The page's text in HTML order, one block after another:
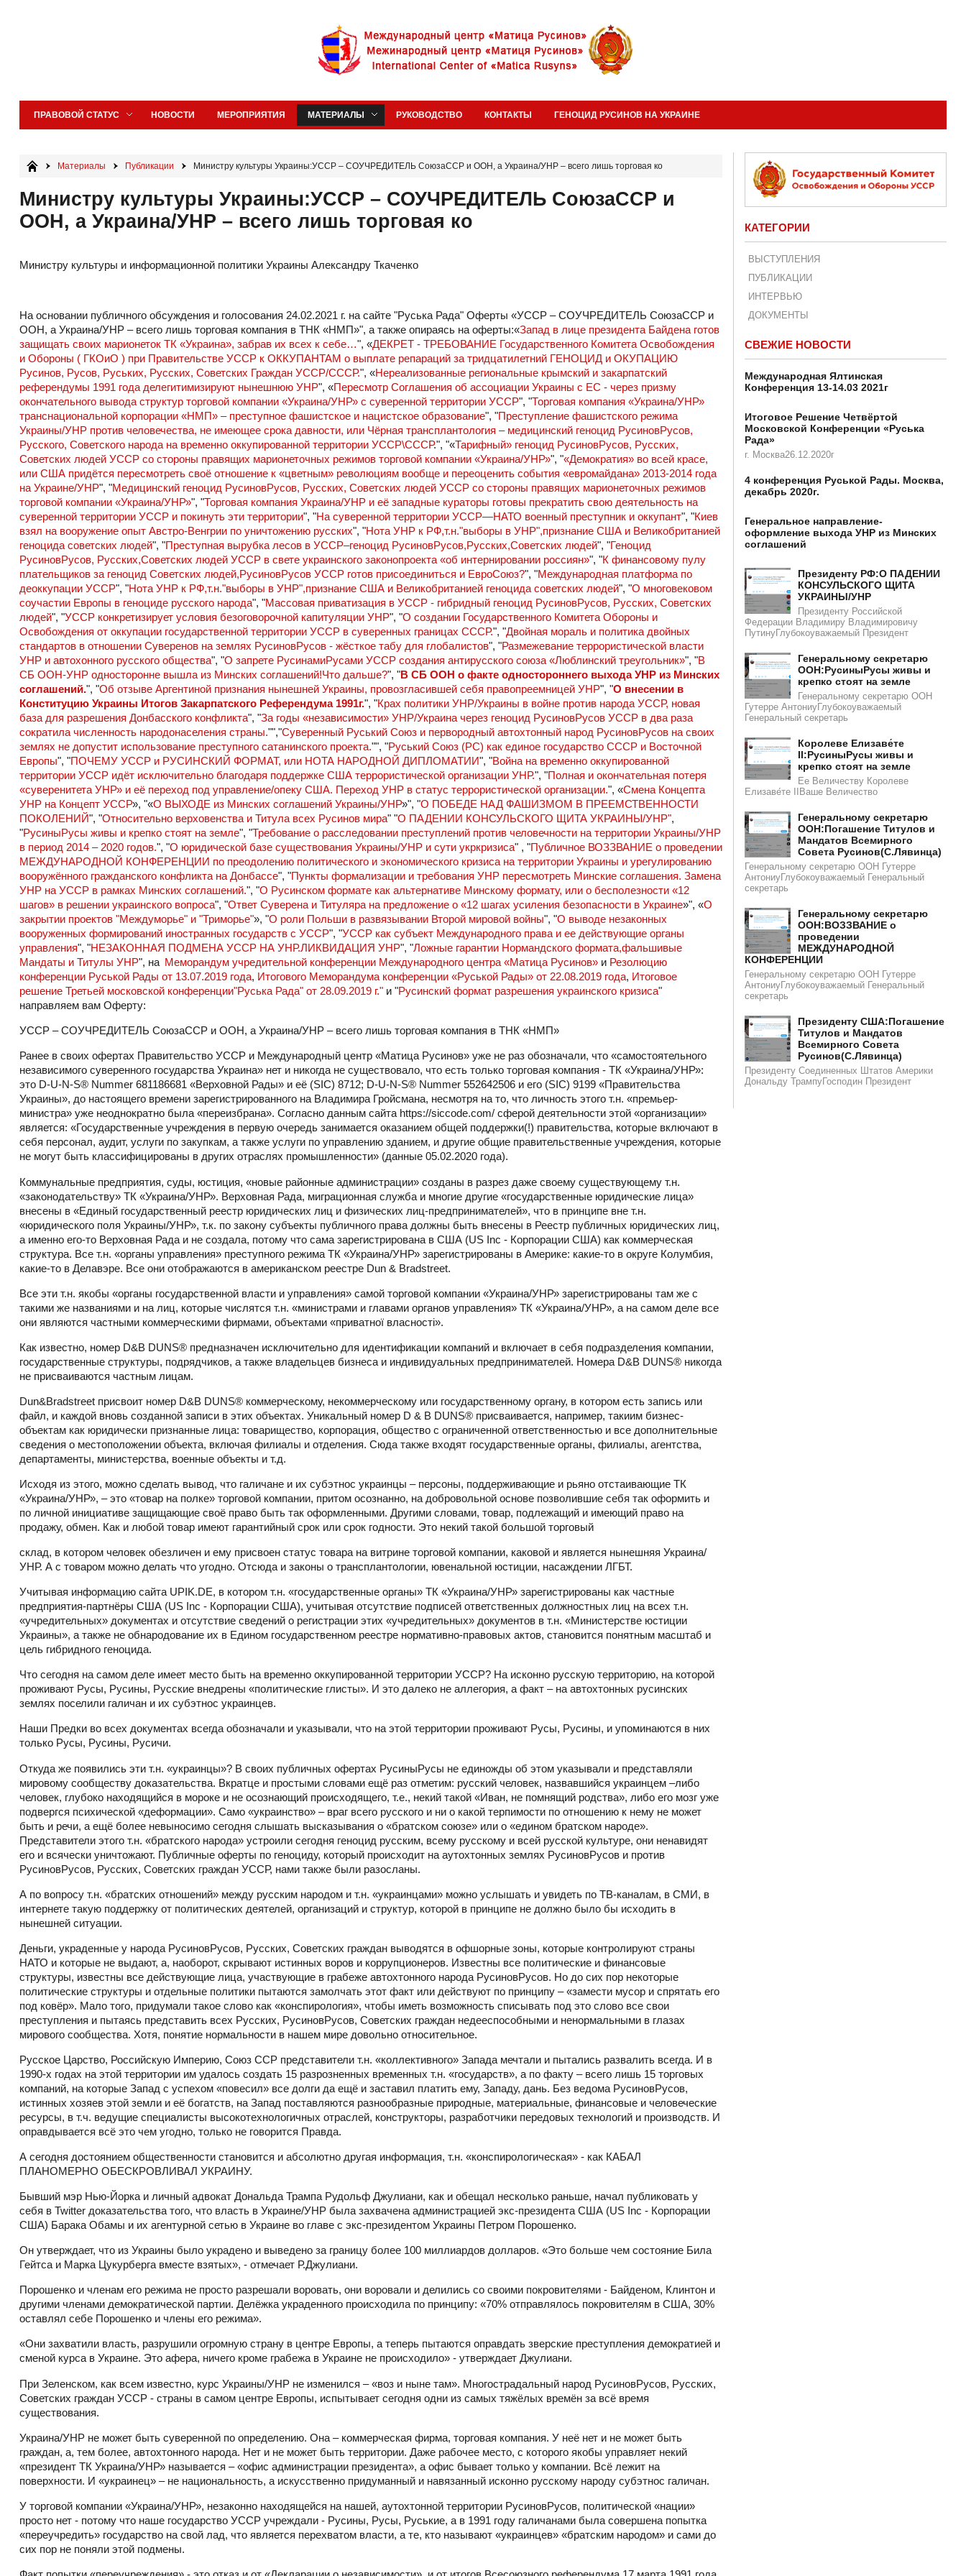
ПРАВОВОЙ СТАТУС НОВОСТИ МЕРОПРИЯТИЯ МАТЕРИАЛЫ РУКОВОДСТВО КОНТАКТЫ ГЕНОЦИД РУСИНОВ НА УКРАИНЕ
Материалы Публикации Министру культуры Украины:УССР – СОУЧРЕДИТЕЛЬ СоюзаССР и ООН, а Украина/УНР – всего лишь торговая ко
Министру культуры Украины:УССР – СОУЧРЕДИТЕЛЬ СоюзаССР и
ООН, а Украина/УНР – всего лишь торговая ко
Министру культуры и информационной политики Украины Александру Ткаченко
На основании публичного обсуждения и голосования 24.02.2021 г. на сайте "Руська Рада" Оферты «УССР – СОУЧРЕДИТЕЛЬ СоюзаССР и
ООН, а Украина/УНР – всего лишь торговая компания в ТНК «НМП»", а также опираясь на оферты:«Запад в лице президента Байдена готов
защищать своих марионеток ТК «Украина», забрав их всех к себе…", «ДЕКРЕТ - ТРЕБОВАНИЕ Государственного Комитета Освобождения
и Обороны ( ГКОиО ) при Правительстве УССР к ОККУПАНТАМ о выплате репараций за тридцатилетний ГЕНОЦИД и ОКУПАЦИЮ
Русинов, Русов, Руських, Русских, Советских Граждан УССР/СССР.", «Нереализованные региональные крымский и закарпатский
референдумы 1991 года делегитимизируют нынешнюю УНР", «Пересмотр Соглашения об ассоциации Украины с ЕС - через призму
окончательного вывода структур торговой компании «Украина/УНР» с суверенной территории УССР", "Торговая компания «Украина/УНР»
транснациональной корпорации «НМП» – преступное фашистское и нацистское образование", "Преступление фашистского режима
Украины/УНР против человечества, не имеющее срока давности, или Чёрная трансплантология – медицинский геноцид РусиновРусов,
Русского, Советского народа на временно оккупированной территории УССР\СССР.", "«Тарифный» геноцид РусиновРусов, Русских,
Советских людей УССР со стороны правящих марионеточных режимов торговой компании «Украина/УНР»", "«Демократия» во всей красе,
или США придётся пересмотреть своё отношение к «цветным» революциям вообще и переоценить события «евромайдана» 2013-2014 года
на Украине/УНР", "Медицинский геноцид РусиновРусов, Русских, Советских людей УССР со стороны правящих марионеточных режимов
торговой компании «Украина/УНР»", "Торговая компания Украина/УНР и её западные кураторы готовы прекратить свою деятельность на
суверенной территории УССР и покинуть эти территории", "На суверенной территории УССР—НАТО военный преступник и оккупант", "Киев
взял на вооружение опыт Австро-Венгрии по уничтожению русских", "Нота УНР к РФ,т.н."выборы в УНР",признание США и Великобританией
геноцида советских людей", "Преступная вырубка лесов в УССР–геноцид РусиновРусов,Русских,Советских людей", "Геноцид
РусиновРусов, Русских,Советских людей УССР в свете украинского законопроекта «об интернировании россиян»", "К финансовому пулу
плательщиков за геноцид Советских людей,РусиновРусов УССР готов присоединиться и ЕвроСоюз?", "Международная платформа по
деоккупации УССР", "Нота УНР к РФ,т.н."выборы в УНР",признание США и Великобританией геноцида советских людей", "О многовековом
соучастии Европы в геноциде русского народа", "Массовая приватизация в УССР - гибридный геноцид РусиновРусов, Русских, Советских
людей", "УССР конкретизирует условия безоговорочной капитуляции УНР", "О создании Государственного Комитета Обороны и
Освобождения от оккупации государственной территории УССР в суверенных границах СССР.", "Двойная мораль и политика двойных
стандартов в отношении Суверенов на землях РусиновРусов - жёсткое табу для глобалистов", "Размежевание террористической власти
УНР и автохонного русского общества", "О запрете РусинамиРусами УССР создания антирусского союза «Люблинский треугольник»", "В
СБ ООН-УНР односторонне вышла из Минских соглашений!Что дальше?", "В СБ ООН о факте одностороннего выхода УНР из Минских
соглашений.", "Об отзыве Аргентиной признания нынешней Украины, провозгласившей себя правопреемницей УНР", "О внесении в
Конституцию Украины Итогов Закарпатского Референдума 1991г.", "Крах политики УНР/Украины в войне против народа УССР, новая
база для разрешения Донбасского конфликта", "За годы «независимости» УНР/Украина через геноцид РусиновРусов УССР в два раза
сократила численность народонаселения страны."","Суверенный Руський Союз и первородный автохтонный народ РусиновРусов на своих
землях не допустит использование преступного сатанинского проекта."", "Руський Союз (РС) как единое государство СССР и Восточной
Европы", "ПОЧЕМУ УССР и РУСИНСКИЙ ФОРМАТ, или НОТА НАРОДНОЙ ДИПЛОМАТИИ", "Война на временно оккупированной
территории УССР идёт исключительно благодаря поддержке США террористической организации УНР.", "Полная и окончательная потеря
«суверенитета УНР» и её переход под управление/опеку США. Переход УНР в статус террористической организации.", «Смена Концепта
УНР на Концепт УССР», "«О ВЫХОДЕ из Минских соглашений Украины/УНР»", "О ПОБЕДЕ НАД ФАШИЗМОМ В ПРЕЕМСТВЕННОСТИ
ПОКОЛЕНИЙ", "Относительно верховенства и Титула всех Русинов мира" "О ПАДЕНИИ КОНСУЛЬСКОГО ЩИТА УКРАИНЫ/УНР",
"РусиныРусы живы и крепко стоят на земле", "Требование о расследовании преступлений против человечности на территории Украины/УНР
в период 2014 – 2020 годов.", "О юридической базе существования Украины/УНР и сути укркризиса" , "Публичное ВОЗЗВАНИЕ о проведении
МЕЖДУНАРОДНОЙ КОНФЕРЕНЦИИ по преодолению политического и экономического кризиса на территории Украины и урегулированию
вооружённого гражданского конфликта на Донбассе", "Пункты формализации и требования УНР пересмотреть Минские соглашения. Замена
УНР на УССР в рамках Минских соглашений.", "О Русинском формате как альтернативе Минскому формату, или о бесполезности «12
шагов» в решении украинского вопроса", "Ответ Суверена и Титуляра на предложение о «12 шагах усиления безопасности в Украине»", «О
закрытии проектов "Междуморье" и "Триморье"», "О роли Польши в развязывании Второй мировой войны", "О выводе незаконных
вооруженных формирований иностранных государств с УССР", "УССР как субъект Международного права и ее действующие органы
управления", "НЕЗАКОННАЯ ПОДМЕНА УССР НА УНР.ЛИКВИДАЦИЯ УНР", "Ложные гарантии Нормандского формата,фальшивые
Мандаты и Титулы УНР", на Меморандум учредительной конференции Международного центра «Матица Русинов»и Резолюцию
конференции Руськой Рады от 13.07.2019 года, Итогового Меморандума конференции «Руськой Рады» от 22.08.2019 года, Итоговое
решение Третьей московской конференции"Руська Рада" от 28.09.2019 г."и "Русинский формат разрешения украинского кризиса"
направляем вам Оферту:
УССР – СОУЧРЕДИТЕЛЬ СоюзаССР и ООН, а Украина/УНР – всего лишь торговая компания в ТНК «НМП»
Ранее в своих офертах Правительство УССР и Международный центр «Матица Русинов» уже не раз обозначали, что «самостоятельного
независимого суверенного государства Украина» нет и никогда не существовало, что есть только торговая компания - ТК «Украина/УНР»:
это D-U-N-S® Nummer 681186681 «Верховной Рады» и её (SIC) 8712; D-U-N-S® Nummer 552642506 и его (SIC) 9199 «Правительства
Украины», до настоящего времени зарегистрированного на Владимира Гройсмана, несмотря на то, что личность этого т.н. «премьер-
министра» уже неоднократно была «переизбрана». Согласно данным сайта https://siccode.com/ сферой деятельности этой «организации»
является: «Государственные учреждения в первую очередь занимается оказанием общей поддержки(!) правительства, которые включают в
себя персонал, аудит, услуги по закупкам, а также услуги по управлению зданием, и другие общие правительственные учреждения, которые
не могут быть классифицированы в других отраслях промышленности» (данные 05.02.2020 года).
Коммунальные предприятия, суды, юстиция, «новые районные администрации» созданы в разрез даже своему существующему т.н.
«законодательству» ТК «Украина/УНР». Верховная Рада, миграционная служба и многие другие «государственные юридические лица»
внесены в «Единый государственный реестр юридических лиц и физических лиц-предпринимателей», что в принципе вне т.н.
«юридического поля Украины/УНР», т.к. по закону субъекты публичного права должны быть внесены в Реестр публичных юридических лиц,
а именно его-то Верховная Рада и не создала, потому что сама зарегистрирована в США (US Inc - Корпорации США) как коммерческая
структура. Все т.н. «органы управления» преступного режима ТК «Украина/УНР» зарегистрированы в Америке: какие-то в округе Колумбия,
какие-то в Делавэре. Все они отображаются в американском реестре Dun & Bradstreet.
Все эти т.н. якобы «органы государственной власти и управления» самой торговой компании «Украина/УНР» зарегистрированы там же с
такими же названиями и на лиц, которые числятся т.н. «министрами и главами органов управления» ТК «Украина/УНР», а на самом деле все
они являются частными коммерческими фирмами, объектами «приватної власності».
Как известно, номер D&B DUNS® предназначен исключительно для идентификации компаний и включает в себя подразделения компании,
государственные структуры, подрядчиков, а также владельцев бизнеса и индивидуальных предпринимателей. Номера D&B DUNS® никогда
не присваиваются частным лицам.
Dun&Bradstreet присвоит номер D&B DUNS® коммерческому, некоммерческому или государственному органу, в котором есть запись или
файл, и каждой вновь созданной записи в этих объектах. Уникальный номер D & B DUNS® присваивается, например, такиим бизнес-
объектам как юридически признанные лица: товарищество, корпорация, общество с ограниченной ответственностью и все дополнительные
сведения о местоположении объекта, включая филиалы и отделения. Сюда также входят государственные органы, филиалы, агентства,
департаменты, министерства, военные объекты и т.д.
Исходя из этого, можно сделать вывод, что галичане и их субэтнос украинцы – персоны, поддерживающие и рьяно отстаивающие ТК
«Украина/УНР», – это «товар на полке» торговой компании, притом осознанно, на добровольной основе позволившие себя так оформить и
по личной инициативе защищающие своё право быть так оформленными. Другими словами, товар, подлежащий и имеющий право на
продажу, обмен. Как и любой товар имеют гарантийный срок или срок годности. Это некий такой большой торговый
склад, в котором человек обезличен и ему присвоен статус товара на витрине торговой компании, каковой и является нынешняя Украина/
УНР. А с товаром можно делать что угодно. Отсюда и законы о трансплантологии, ювенальной юстиции, насаждении ЛГБТ.
Учитывая информацию сайта UPIK.DE, в котором т.н. «государственные органы» ТК «Украина/УНР» зарегистрированы как частные
предприятия-партнёры США (US Inc - Корпорации США), учитывая отсутствие подписей ответственных должностных лиц на всех т.н.
«учредительных» документах и отсутствие сведений о регистрации этих «учредительных» документов в т.н. «Министерстве юстиции
Украины», а также не обнародование их в Едином государственном реестре нормативно-правовых актов, становится понятным масштаб и
цель гибридного геноцида.
Что сегодня на самом деле имеет место быть на временно оккупированной территории УССР? На исконно русскую территорию, на которой
проживают Русы, Русины, Русские внедрены «политические глисты». И это далеко не аллегория, а факт – на автохтонных русинских
землях поселили галичан и их субэтнос украинцев.
Наши Предки во всех документах всегда обозначали и указывали, что на этой территории проживают Русы, Русины, и упоминаются в них
только Русы, Русины, Русичи.
Откуда же появились эти т.н. «украинцы»? В своих публичных офертах РусиныРусы не единожды об этом указывали и представляли
мировому сообществу доказательства. Вкратце и простыми словами ещё раз отметим: русский человек, назвавшийся украинцем –либо
человек, глубоко находящийся в мороке и не осознающий происходящего, т.е., некий такой «Иван, не помнящий родства», либо его мозг уже
подвергся психической «деформации». Само «украинство» – враг всего русского и ни о какой терпимости по отношению к нему не может
быть и речи, а ещё более невыносимо сегодня слышать высказывания о «братском союзе» или о «едином братском народе».
Представители этого т.н. «братского народа» устроили сегодня геноцид русским, всему русскому и всей русской культуре, они ненавидят
его и всячески уничтожают. Публичные оферты по геноциду, который происходит на аутохтонных землях РусиновРусов и против
РусиновРусов, Русских, Советских граждан УССР, нами также были разосланы.
А по вопросу т.н. «братских отношений» между русским народом и т.н. «украинцами» можно услышать и увидеть по ТВ-каналам, в СМИ, в
интернете такую поддержку от политических деятелей, организаций и структур, которой в принципе не должно было бы исходить в
нынешней ситуации.
Деньги, украденные у народа РусиновРусов, Русских, Советских граждан выводятся в офшорные зоны, которые контролируют страны
НАТО и которые не выдают, а, наоборот, скрывают истинных воров и коррупционеров. Известны все политические и финансовые
структуры, известны все действующие лица, участвующие в грабеже автохтонного народа РусиновРусов. Но до сих пор некоторые
политические структуры и отдельные политики пытаются замолчать этот факт или действуют по принципу – «замести мусор и спрятать его
под ковёр». Мало того, придумали такое слово как «конспирология», чтобы иметь возможность списывать под это слово все свои
преступления и пытаясь представить всех Русских, РусиновРусов, Советских граждан недееспособными и ненормальными в глазах
мирового сообщества. Хотя, понятие нормальности в нашем мире довольно относительное.
Русское Царство, Российскую Империю, Союз ССР представители т.н. «коллективного» Запада мечтали и пытались развалить всегда. И в
1990-х годах на этой территории им удалось создать 15 разрозненных временных т.н. «государств», а по факту – всего лишь 15 торговых
компаний, на которые Запад с успехом «повесил» все долги да ещё и заставил платить ему, Западу, дань. Без ведома РусиновРусов,
истинных хозяев этой земли и её богатств, на Запад поставляются разнообразные природные, материальные, финансовые и человеческие
ресурсы, в т.ч. ведущие специалисты высокотехнологичных отраслей, конструкторы, разработчики передовых технологий и производств. И
оправдывается всё это чем угодно, только не говорится Правда.
А сегодня достоянием общественности становится и абсолютно другая информация, т.н. «конспирологическая» - как КАБАЛ
ПЛАНОМЕРНО ОБЕСКРОВЛИВАЛ УКРАИНУ.
Бывший мэр Нью-Йорка и личный адвокат Дональда Трампа Рудольф Джулиани, как и обещал несколько раньше, начал публиковать у
себя в Twitter доказательства того, что власть в Украине/УНР была захвачена администрацией экс-президента США (US Inc - Корпорации
США) Барака Обамы и их агентурной сетью в Украине во главе с экс-президентом Украины Петром Порошенко.
Он утверждает, что из Украины было украдено и выведено за границу более 100 миллиардов долларов. «Это больше чем состояние Била
Гейтса и Марка Цукурберга вместе взятых», - отмечает Р.Джулиани.
Порошенко и членам его режима не просто разрешали воровать, они воровали и делились со своими покровителями - Байденом, Клинтон и
другими членами демократической партии. Делёжка украденного происходила по принципу: «70% отправлялось покровителям в США, 30%
оставлял себе Порошенко и члены его режима».
«Они захватили власть, разрушили огромную страну в центре Европы, а теперь пытаются оправдать зверские преступления демократией и
сменой курса в Украине. Это афера, ничего кроме грабежа в Украине не происходило» - утверждает Джулиани.
При Зеленском, как всем известно, курс Украины/УНР не изменился – «воз и ныне там». Многострадальный народ РусиновРусов, Русских,
Советских граждан УССР - страны в самом центре Европы, испытывает сегодня одни из самых тяжёлых времён за всё время
существования.
Украина/УНР не может быть суверенной по определению. Она – коммерческая фирма, торговая компания. У неё нет и не может быть
граждан, а, тем более, автохтонного народа. Нет и не может быть территории. Даже рабочее место, с которого якобы управляет некий
«президент ТК Украина/УНР» называется – «офис администрации президента», а офис бывает только у компании. Всё лежит на
поверхности. И «украинец» – не национальность, а искусственно придуманный и навязанный исконно русскому народу субэтнос галичан.
У торговой компании «Украина/УНР», незаконно находящейся на нашей, аутохтонной территории РусиновРусов, политической «нации»
просто нет - потому что наше государство УССР учреждали - Русины, Русы, Руськие, а в 1991 году галичанами была совершена попытка
«переучредить» государство на свой лад, что является перехватом власти, а те, кто называют «украинцев» «братским народом» и сами до
сих пор не поняли этой подмены.
КАТЕГОРИИ
ВЫСТУПЛЕНИЯ
ПУБЛИКАЦИИ
ИНТЕРВЬЮ
ДОКУМЕНТЫ
СВЕЖИЕ НОВОСТИ
Международная Ялтинская
Конференция 13-14.03 2021г
Итоговое Решение Четвёртой
Московской Конференции «Руська
Рада»
г. Москва26.12.2020г
4 конференция Руськой Рады. Москва,
декабрь 2020г.
Генеральное направление-
оформление выхода УНР из Минских
соглашений
Президенту РФ:О ПАДЕНИИ
КОНСУЛЬСКОГО ЩИТА
УКРАИНЫ/УНР​​
Президенту Российской
Федерации Владимиру Владимировичу
ПутинуГлубокоуважаемый Президент
Генеральному секретарю
ООН:РусиныРусы живы и
крепко стоят на земле
Генеральному секретарю ООН
Гутерре АнтониуГлубокоуважаемый
Генеральный секретарь
Королеве Елизаве́те
II:РусиныРусы живы и
крепко стоят на земле
Ее Величеству Королеве
Елизаве́те IIВаше Величество
Генеральному секретарю
ООН:Погашение Титулов и
Мандатов Всемирного
Совета Русинов(С.Лявинца)​​
Генеральному секретарю ООН Гутерре
АнтониуГлубокоуважаемый Генеральный
секретарь
Генеральному секретарю
ООН:ВОЗЗВАНИЕ о
проведении
МЕЖДУНАРОДНОЙ
КОНФЕРЕНЦИИ
Генеральному секретарю ООН Гутерре
АнтониуГлубокоуважаемый Генеральный
секретарь
​​Президенту США:Погашение
Титулов и Мандатов
Всемирного Совета
Русинов(С.Лявинца)​
Президенту Соединенных Штатов Америки
Дональду ТрампуГосподин Пpeзидeнт